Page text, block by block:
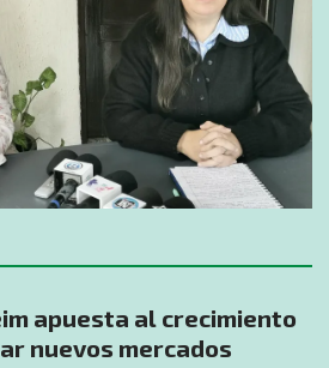
apuesta al crecimiento
nuevos mercados